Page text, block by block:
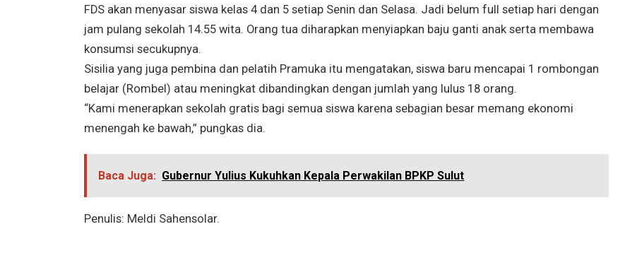
FDS akan menyasar siswa kelas 4 dan 5 setiap Senin dan Selasa. Jadi belum full setiap hari dengan
jam pulang sekolah 14.55 wita. Orang tua diharapkan menyiapkan baju ganti anak serta membawa
konsumsi secukupnya.
Sisilia yang juga pembina dan pelatih Pramuka itu mengatakan, siswa baru mencapai 1 rombongan
belajar (Rombel) atau meningkat dibandingkan dengan jumlah yang lulus 18 orang.
“Kami menerapkan sekolah gratis bagi semua siswa karena sebagian besar memang ekonomi
menengah ke bawah,” pungkas dia.
Baca Juga: Gubernur Yulius Kukuhkan Kepala Perwakilan BPKP Sulut
Penulis: Meldi Sahensolar.